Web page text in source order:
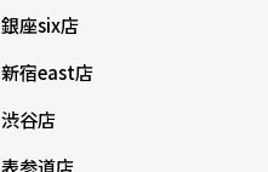
銀座six店
新宿east店
渋谷店
表参道店